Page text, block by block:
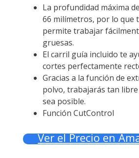
La profundidad máxima
66 milímetros, por lo que
permite trabajar
gruesas.
El carril guía incluido te
cortes perfectamente
Gracias a la función de
polvo, trabajarás tan
sea posible.
Función CutControl
Ver el Precio en